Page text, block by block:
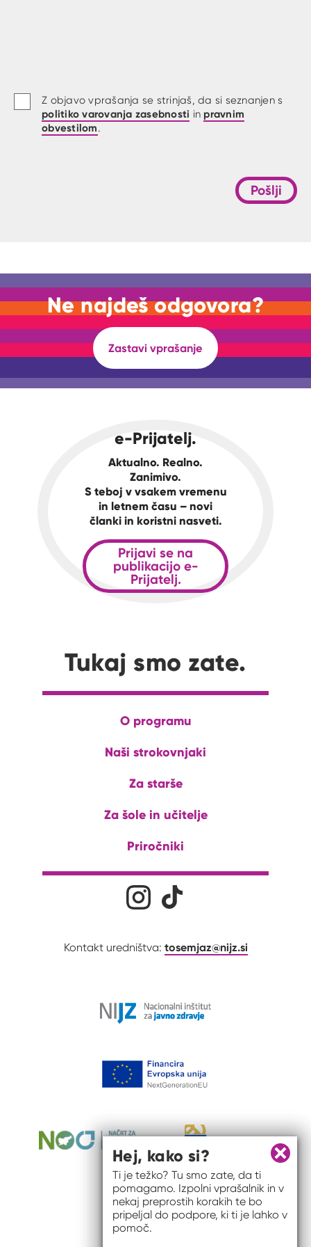
Z objavo vprašanja se strinjaš, da si seznanjen s
politiko varovanja zasebnosti in pravnim
obvestilom.
Pošlji
Ne najdeš odgovora?
Zastavi vprašanje
e-Prijatelj.
Aktualno. Realno.
Zanimivo.
S teboj v vsakem vremenu
in letnem času – novi
članki in koristni nasveti.
Prijavi se na
publikacijo e-
Prijatelj.
Tukaj smo zate.
O programu
Naši strokovnjaki
Za starše
Za šole in učitelje
Priročniki
Družabna omrežja
Kontakt uredništva: tosemjaz@nijz.si
Zapri
Hej, kako si?
Ti je težko? Tu smo zate, da ti
pomagamo. Izpolni vprašalnik in v
nekaj preprostih korakih te bo
pripeljal do podpore, ki ti je lahko v
pomoč.